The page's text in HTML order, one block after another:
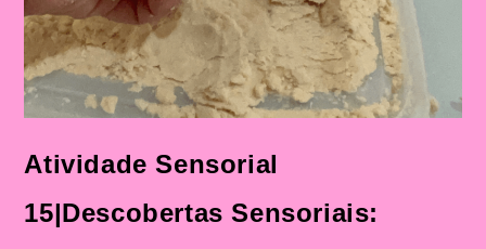
Atividade Sensorial
15|Descobertas Sensoriais: